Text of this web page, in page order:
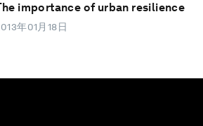
importance of urban resilience
年01月18日